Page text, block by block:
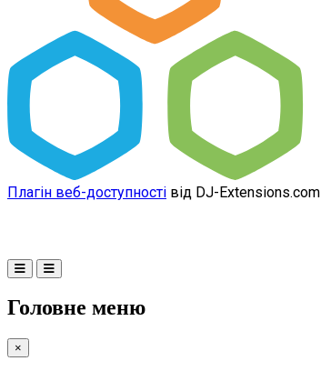
Плагін веб-доступності від DJ-Extensions.com
Головне меню
×